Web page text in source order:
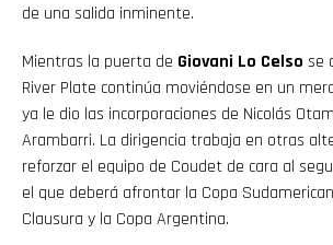
de una salida inminente.
Mientras la puerta de Giovani Lo Celso se
River Plate continúa moviéndose en un
ya le dio las incorporaciones de Nicolás
Arambarri. La dirigencia trabaja en otras
reforzar el equipo de Coudet de cara al
el que deberá afrontar la Copa
Clausura y la Copa Argentina.